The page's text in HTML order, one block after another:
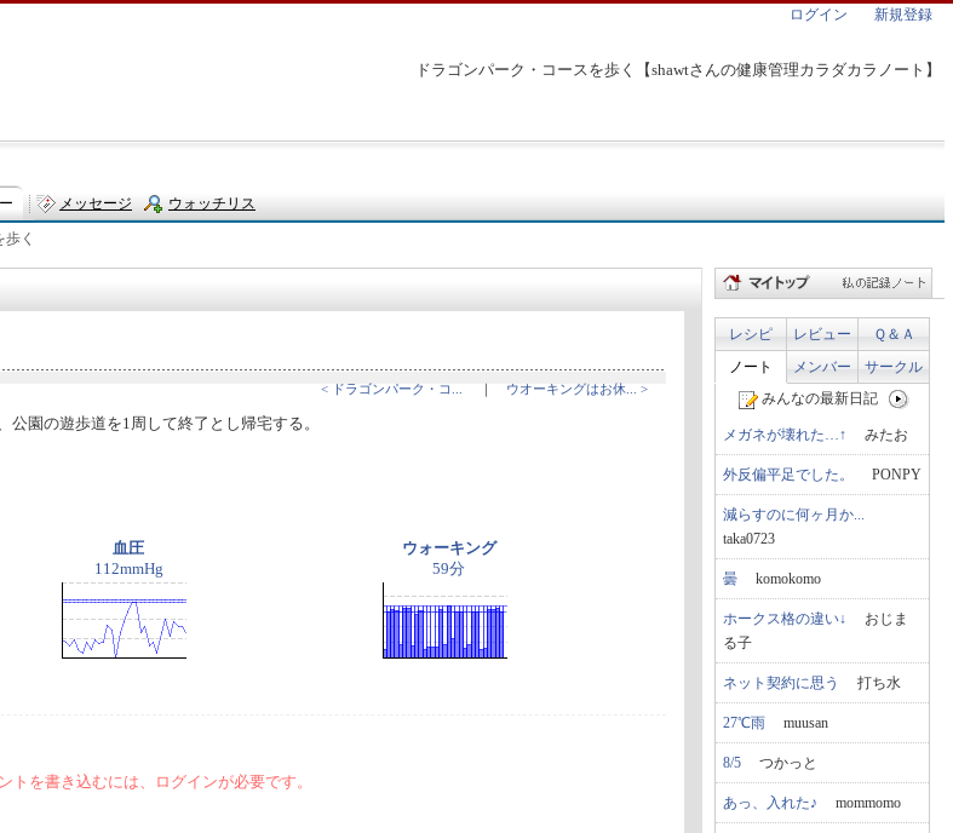
ドラゴンパーク・コースを歩く【shawtさんの健康管理カラダカラノート】
ログイン 新規登録
メッセージ ウォッチリス
く
< ドラゴンパーク・コ... ｜ ウオーキングはお休... >
園の遊歩道を1周して終了とし帰宅する。
血圧
112mmHg
ウォーキング
59分
トを書き込むには、ログインが必要です。
レシピ レビュー
Ｑ＆Ａ
ノート
メンバー
サークル
みんなの最新日記
メガネが壊れた…↑ みたお
外反偏平足でした。 PONPY
減らすのに何ヶ月か...
taka0723
曇 komokomo
ホークス格の違い↓ おじま
る子
ネット契約に思う 打ち水
27℃雨 muusan
8/5 つかっと
あっ、入れた♪ mommomo